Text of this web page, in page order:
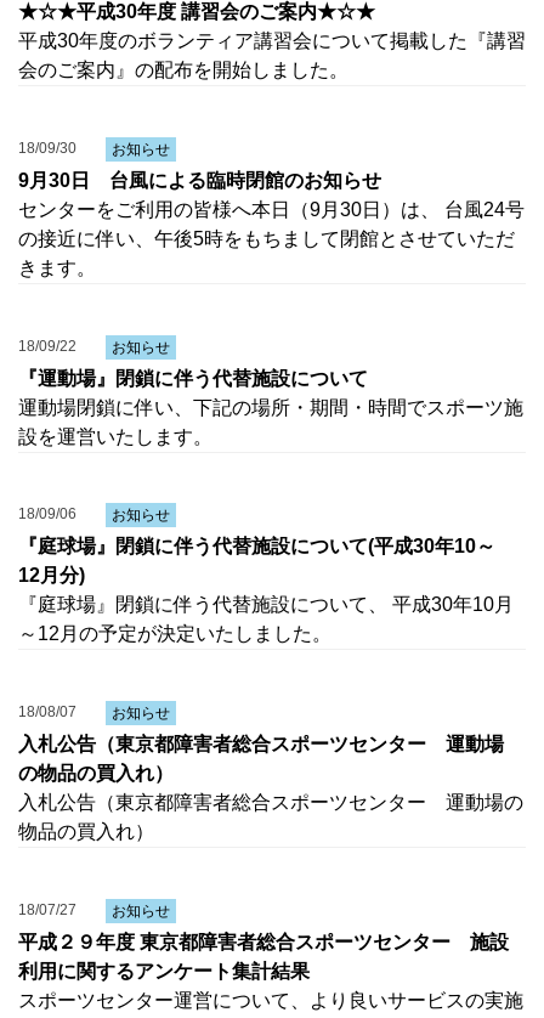
★☆★平成30年度 講習会のご案内★☆★
平成30年度のボランティア講習会について掲載した『講習
会のご案内』の配布を開始しました。
18/09/30 お知らせ
9月30日 台風による臨時閉館のお知らせ
センターをご利用の皆様へ本日（9月30日）は、 台風24号
の接近に伴い、午後5時をもちまして閉館とさせていただ
きます。
18/09/22 お知らせ
『運動場』閉鎖に伴う代替施設について
運動場閉鎖に伴い、下記の場所・期間・時間でスポーツ施
設を運営いたします。
18/09/06 お知らせ
『庭球場』閉鎖に伴う代替施設について(平成30年10～
12月分)
『庭球場』閉鎖に伴う代替施設について、 平成30年10月
～12月の予定が決定いたしました。
18/08/07 お知らせ
入札公告（東京都障害者総合スポーツセンター 運動場
の物品の買入れ）
入札公告（東京都障害者総合スポーツセンター 運動場の
物品の買入れ）
18/07/27 お知らせ
平成２９年度 東京都障害者総合スポーツセンター 施設
利用に関するアンケート集計結果
スポーツセンター運営について、より良いサービスの実施